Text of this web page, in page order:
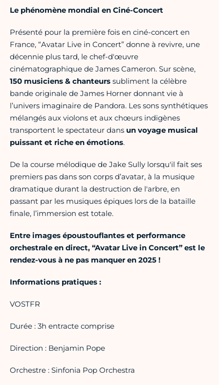
Le phénomène mondial en Ciné-Concert
Présenté pour la première fois en ciné-concert en
France, “Avatar Live in Concert” donne à revivre, une
décennie plus tard, le chef-d'œuvre
cinématographique de James Cameron. Sur scène,
150 musiciens & chanteurs subliment la célèbre
bande originale de James Horner donnant vie à
l’univers imaginaire de Pandora. Les sons synthétiques
mélangés aux violons et aux chœurs indigènes
transportent le spectateur dans un voyage musical
puissant et riche en émotions.
De la course mélodique de Jake Sully lorsqu'il fait ses
premiers pas dans son corps d’avatar, à la musique
dramatique durant la destruction de l'arbre, en
passant par les musiques épiques lors de la bataille
finale, l’immersion est totale.
Entre images époustouflantes et performance
orchestrale en direct, “Avatar Live in Concert” est le
rendez-vous à ne pas manquer en 2025 !
Informations pratiques :
VOSTFR
Durée : 3h entracte comprise
Direction : Benjamin Pope
Orchestre : Sinfonia Pop Orchestra